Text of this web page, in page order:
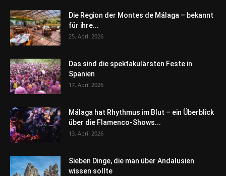
Die Region der Montes de Málaga – bekannt
für ihre...
25. April 2026
Das sind die spektakulärsten Feste in
Spanien
17. April 2026
Málaga hat Rhythmus im Blut – ein Überblick
über die Flamenco-Shows...
13. April 2026
Sieben Dinge, die man über Andalusien
wissen sollte